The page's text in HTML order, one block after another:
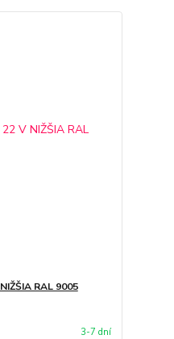
RAL 9005
3-7 dní